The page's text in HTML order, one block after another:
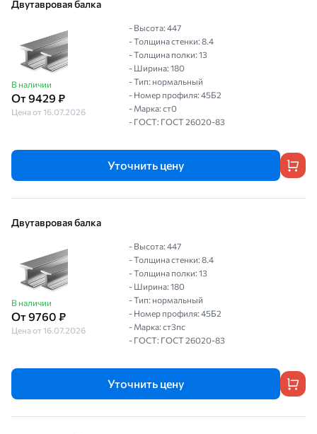
Двутавровая балка
В наличии
От 9429 ₽
Цена от 16.07.2026
- Высота: 447
- Толщина стенки: 8.4
- Толщина полки: 13
- Ширина: 180
- Тип: нормальный
- Номер профиля: 45Б2
- Марка: ст0
- ГОСТ: ГОСТ 26020-83
Уточнить цену
Двутавровая балка
В наличии
От 9760 ₽
Цена от 16.07.2026
- Высота: 447
- Толщина стенки: 8.4
- Толщина полки: 13
- Ширина: 180
- Тип: нормальный
- Номер профиля: 45Б2
- Марка: ст3пс
- ГОСТ: ГОСТ 26020-83
Уточнить цену